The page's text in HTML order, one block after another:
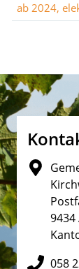
ab 2024,
9434
058